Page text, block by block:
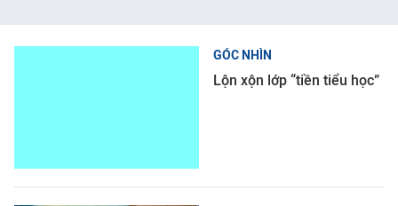
GÓC NHÌN
Lộn xộn lớp “tiền tiểu học”